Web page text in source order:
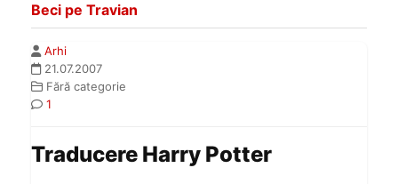
Beci pe Travian
Arhi
21.07.2007
Fără categorie
1
Traducere Harry Potter